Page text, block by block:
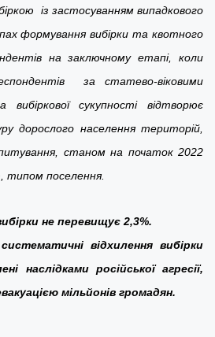
із застосуванням випадкового
формування вибірки та квотного
на заключному етапі, коли
за статево-віковими
сукупності відтворює
дорослого населення територій,
станом на початок 2022
типом поселення.
не перевищує 2,3%.
відхилення вибірки
наслідками російської агресії,
мільйонів громадян.